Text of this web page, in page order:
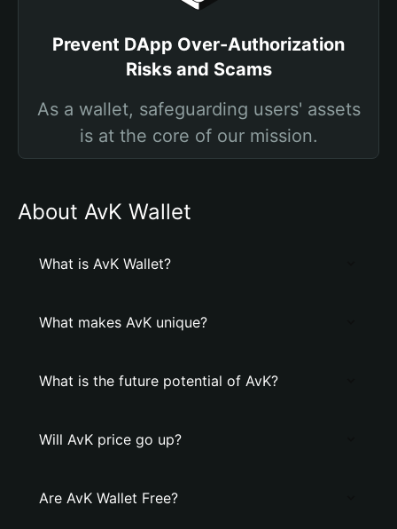
Prevent DApp Over-Authorization
Risks and Scams
As a wallet, safeguarding users' assets
is at the core of our mission.
About AvK Wallet
What is AvK Wallet?
What makes AvK unique?
What is the future potential of AvK?
Will AvK price go up?
Are AvK Wallet Free?